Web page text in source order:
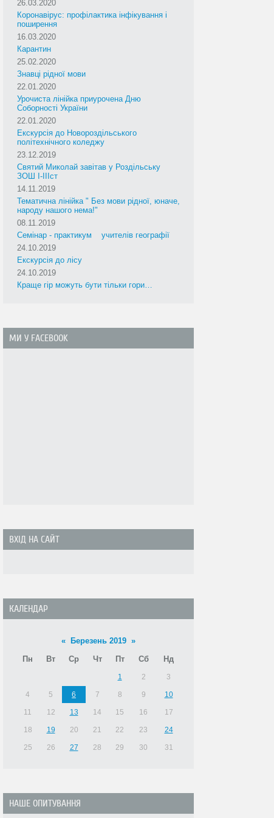
26.03.2020
Коронавірус: профілактика інфікування і
поширення
16.03.2020
Карантин
25.02.2020
Знавці рідної мови
22.01.2020
Урочиста лінійка приурочена Дню
Соборності України
22.01.2020
Екскурсія до Новороздільського
політехнічного коледжу
23.12.2019
Святий Миколай завітав у Роздільську
ЗОШ І-ІІІст
14.11.2019
Тематична лінійка " Без мови рідної, юначе,
народу нашого нема!"
08.11.2019
Cемінар - практикум учителів географії
24.10.2019
Екскурсія до лісу
24.10.2019
Краще гір можуть бути тільки гори…
МИ У FACEBOOK
ВХІД НА САЙТ
КАЛЕНДАР
« Березень 2019 »
Пн
Вт Ср Чт Пт Сб Нд
1 2 3
4 5 6 7 8 9 10
11 12 13 14 15 16 17
18 19 20 21 22 23 24
25 26 27 28 29 30 31
НАШЕ ОПИТУВАННЯ